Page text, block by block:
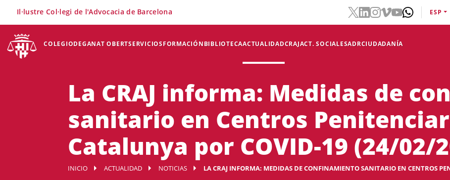
COLEGIODEGANAT OBERTSERVICIOSFORMACIÓNBIBLIOTECAACTUALIDADCRAJACT. SOCIALESADRCIUDADANÍA
Il·lustre Col·legi de l'Advocacia de Barcelona ESP
La CRAJ informa: Medidas de
sanitario en Centros
Catalunya por COVID-19 (24/02/
INICIO ACTUALIDAD NOTICIAS LA CRAJ INFORMA: MEDIDAS DE CONFINAMIENTO SANITARIO EN CENTROS